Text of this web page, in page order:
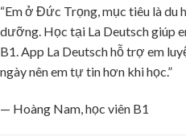
“Em ở Đức Trọng, mục tiêu là du
dưỡng. Học tại La Deutsch giúp
B1. App La Deutsch hỗ trợ em
ngày nên em tự tin hơn khi học.”
— Hoàng Nam, học viên B1